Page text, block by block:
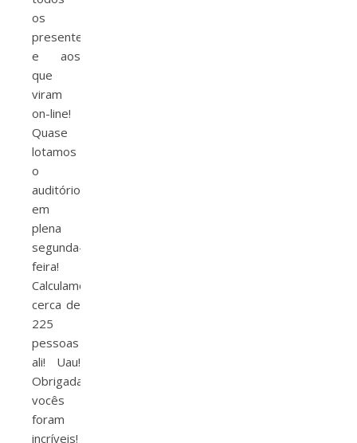
os
presentes
e aos
que
viram
on-line!
Quase
lotamos
o
auditório
em
plena
segunda-
feira!
Calculamos
cerca de
225
pessoas
ali! Uau!
Obrigada,
vocês
foram
incríveis!